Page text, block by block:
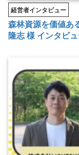
経営者インタビュー
森林資源を価値あ
隆志 様 インタビ